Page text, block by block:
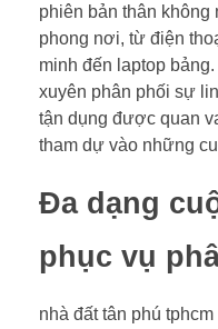
phiên bản thân
phong nơi, từ điện
minh đến laptop
xuyên phân phối sự
tận dụng được quan
tham dự vào những
Đa dạng
phục vụ
nhà đất tân phú